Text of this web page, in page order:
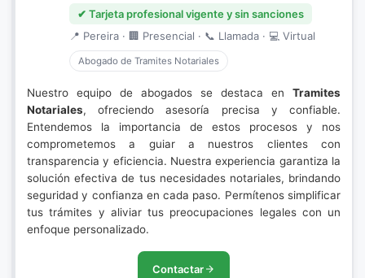
✔ Tarjeta profesional vigente y sin sanciones
📍 Pereira · 🏢 Presencial · 📞 Llamada · 💻 Virtual
Abogado de Tramites Notariales
Nuestro equipo de abogados se destaca en Tramites
Notariales, ofreciendo asesoría precisa y confiable.
Entendemos la importancia de estos procesos y nos
comprometemos a guiar a nuestros clientes con
transparencia y eficiencia. Nuestra experiencia garantiza la
solución efectiva de tus necesidades notariales, brindando
seguridad y confianza en cada paso. Permítenos simplificar
tus trámites y aliviar tus preocupaciones legales con un
enfoque personalizado.
Contactar